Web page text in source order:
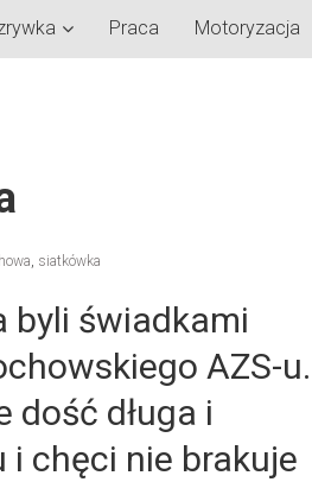
Praca Motoryzacja
, siatkówka
byli świadkami
AZS-u.
dość długa i
i chęci nie brakuje